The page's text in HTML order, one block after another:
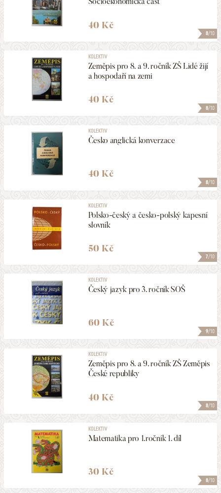
8/10
40 Kč
8/10
KOLEKTIV
Zeměpis pro 8. a 9. ročník ZŠ Lidé žijí
a hospodaří na zemi
40 Kč
8/10
KOLEKTIV
Česko anglická konverzace
40 Kč
7/10
KOLEKTIV
Polsko-český a česko-polský kapesní
slovník
50 Kč
9/10
KOLEKTIV
Český jazyk pro 3. ročník SOŠ
60 Kč
8/10
KOLEKTIV
Zeměpis pro 8. a 9. ročník ZŠ Zeměpis
České republiky
40 Kč
8/10
KOLEKTIV
Matematika pro 1.ročník 1. díl
30 Kč